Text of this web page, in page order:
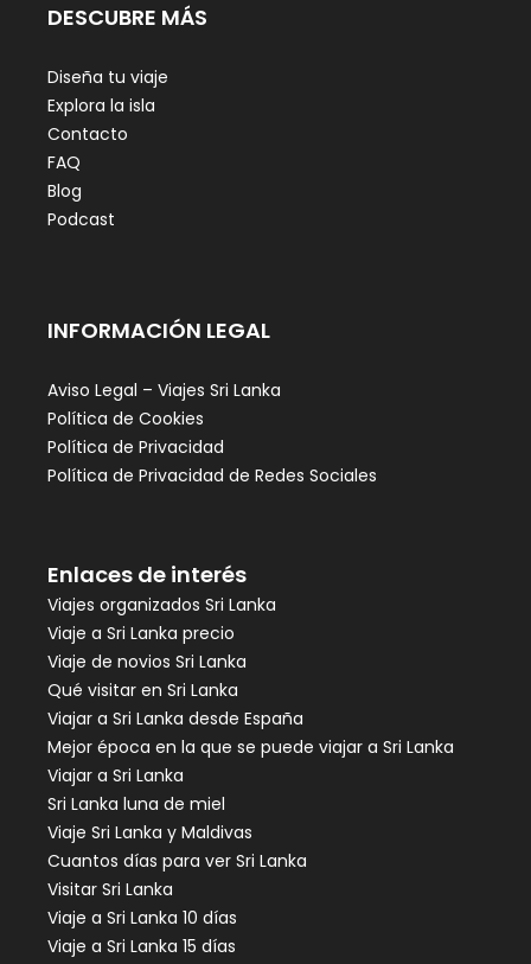
DESCUBRE MÁS
Diseña tu viaje
Explora la isla
Contacto
FAQ
Blog
Podcast
INFORMACIÓN LEGAL
Aviso Legal – Viajes Sri Lanka
Política de Cookies
Política de Privacidad
Política de Privacidad de Redes Sociales
Enlaces de interés
Viajes organizados Sri Lanka
Viaje a Sri Lanka precio
Viaje de novios Sri Lanka
Qué visitar en Sri Lanka
Viajar a Sri Lanka desde España
Mejor época en la que se puede viajar a Sri Lanka
Viajar a Sri Lanka
Sri Lanka luna de miel
Viaje Sri Lanka y Maldivas
Cuantos días para ver Sri Lanka
Visitar Sri Lanka
Viaje a Sri Lanka 10 días
Viaje a Sri Lanka 15 días